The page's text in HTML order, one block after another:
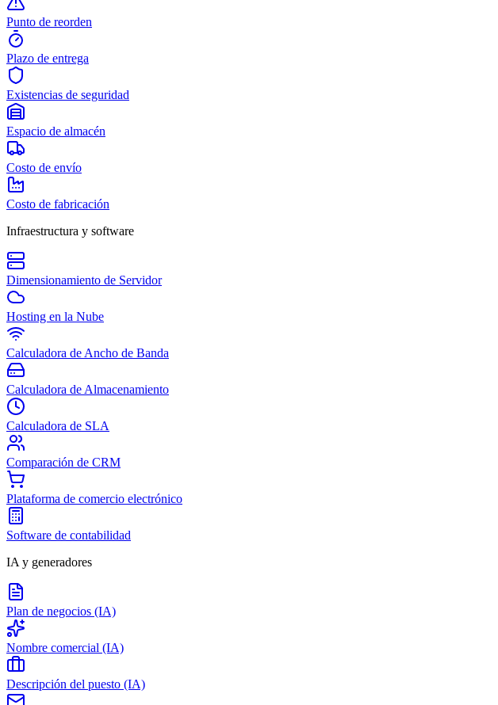
Punto de reorden
Plazo de entrega
Existencias de seguridad
Espacio de almacén
Costo de envío
Costo de fabricación
Infraestructura y software
Dimensionamiento de Servidor
Hosting en la Nube
Calculadora de Ancho de Banda
Calculadora de Almacenamiento
Calculadora de SLA
Comparación de CRM
Plataforma de comercio electrónico
Software de contabilidad
IA y generadores
Plan de negocios (IA)
Nombre comercial (IA)
Descripción del puesto (IA)